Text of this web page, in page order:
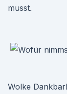
musst.
Wolke